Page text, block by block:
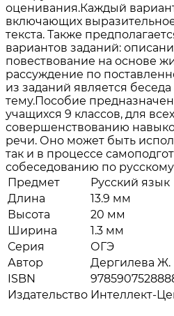
оценивания.Каждый
включающих
текста. Также
вариантов заданий:
повествование на основе
рассуждение по
из заданий является
тему.Пособие
учащихся 9 классов, для
совершенствованию
речи. Оно может быть
так и в процессе
собеседованию по
Предмет
Русский язык
Длина
13.9 мм
Высота
20 мм
Ширина
1.3 мм
Серия
ОГЭ
Автор
Дергилева Ж.
ISBN
Издательство Интеллект-